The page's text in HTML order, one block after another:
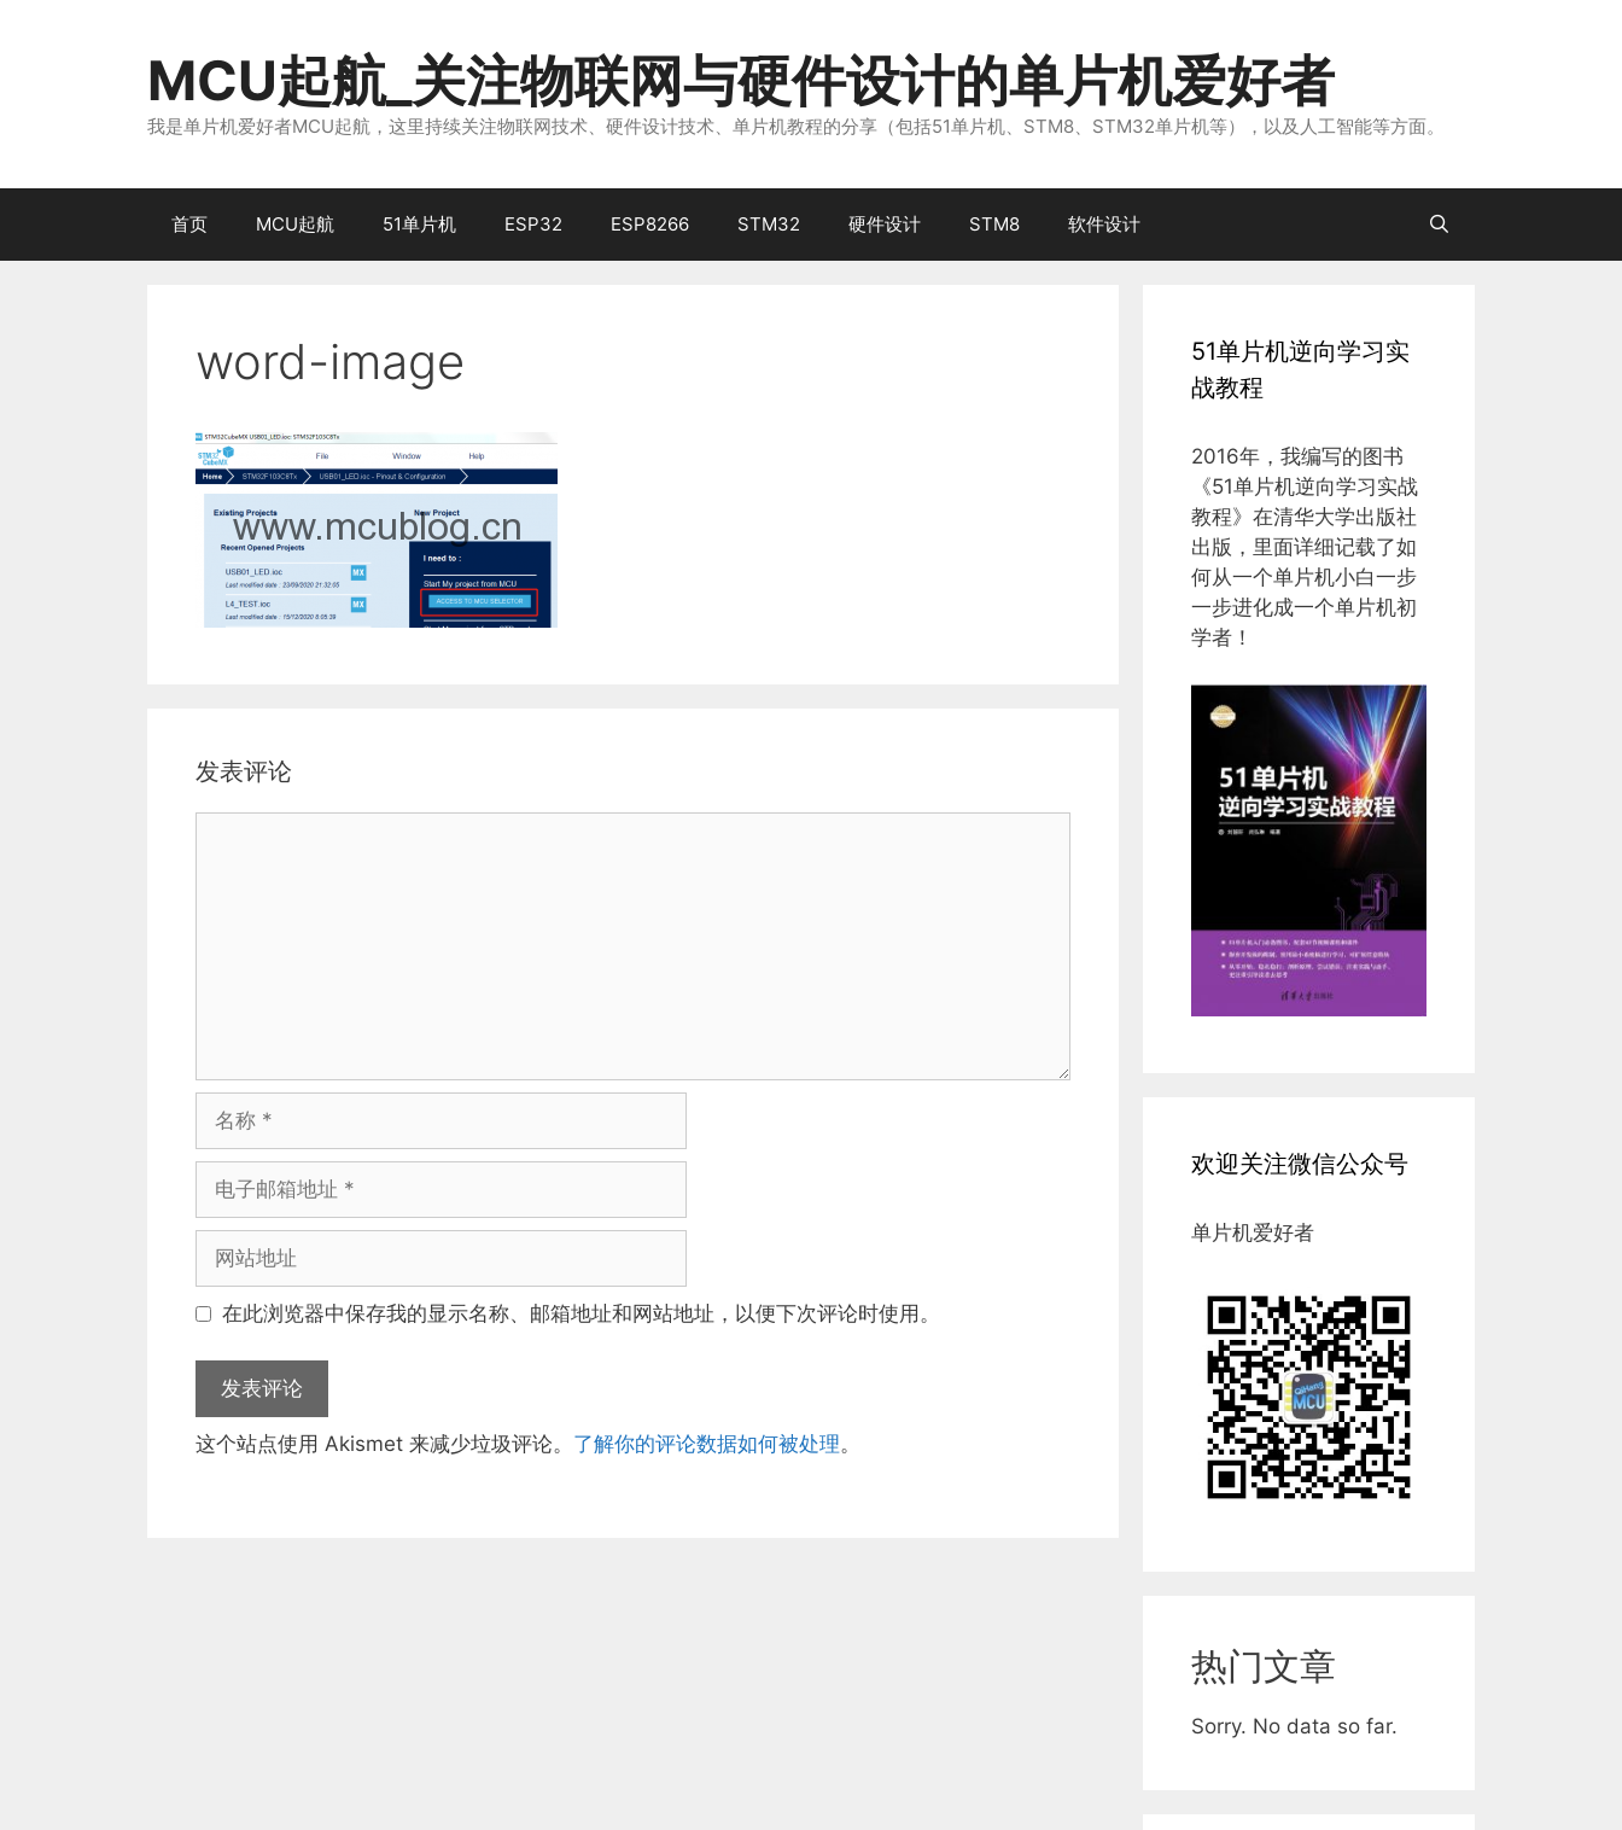
MCU起航_关注物联网与硬件设计的单片机爱好者
我是单片机爱好者MCU起航，这里持续关注物联网技术、硬件设计技术、单片机教程的分享（包括51单片机、STM8、STM32单片机等），以及人工智能等方面。
首页 MCU起航 51单片机 ESP32 ESP8266 STM32 硬件设计 STM8 软件设计
word-image
发表评论
邮
址
地 在此浏览器中保存我的显示名称、邮箱地址和网站地址，以便下次评论时使用。
这个站点使用 Akismet 来减少垃圾评论。 了解你的评论数据如何被处理。
51单片机逆向学习实
战教程
2016年，我编写的图书
《51单片机逆向学习实战
教程》在清华大学出版社
出版，里面详细记载了如
何从一个单片机小白一步
一步进化成一个单片机初
学者！
欢迎关注微信公众号
单片机爱好者
热门文章
Sorry. No data so far.